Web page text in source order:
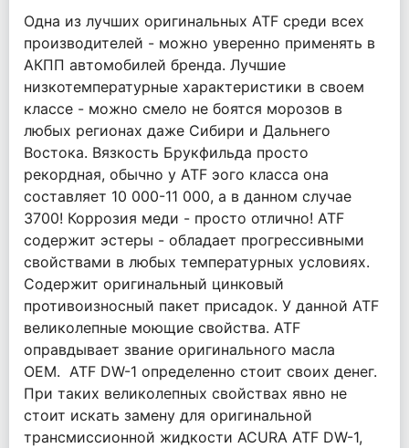
Одна из лучших оригинальных ATF среди всех
производителей - можно уверенно применять в
АКПП автомобилей бренда. Лучшие
низкотемпературные характеристики в своем
классе - можно смело не боятся морозов в
любых регионах даже Сибири и Дальнего
Востока. Вязкость Брукфильда просто
рекордная, обычно у ATF эого класса она
составляет 10 000-11 000, а в данном случае
3700! Коррозия меди - просто отлично! ATF
содержит эстеры - обладает прогрессивными
свойствами в любых температурных условиях.
Содержит оригинальный цинковый
противоизносный пакет присадок. У данной ATF
великолепные моющие свойства. ATF
оправдывает звание оригинального масла
OEM. ATF DW-1 определенно стоит своих денег.
При таких великолепных свойствах явно не
стоит искать замену для оригинальной
трансмиссионной жидкости ACURA ATF DW-1,